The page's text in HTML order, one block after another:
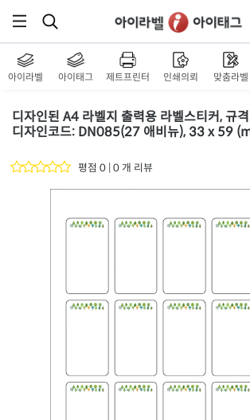
아이라벨 아이태그 제트프린터 인쇄의뢰 맞춤라벨
디자인된 A4 라벨지 출력용 라벨스티커, 규
디자인코드: DN085(27 애비뉴), 33 x 59
평점 0 | 0 개 리뷰